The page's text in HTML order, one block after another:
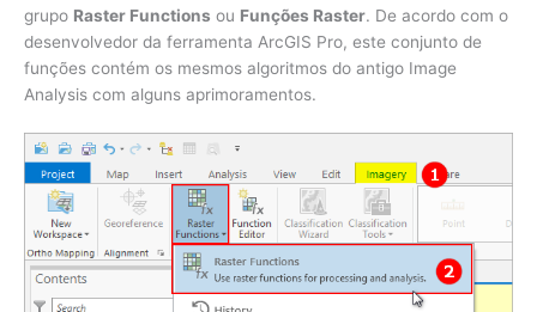
grupo Raster Functions ou Funções Raster. De acordo com o
desenvolvedor da ferramenta ArcGIS Pro, este conjunto de
funções contém os mesmos algoritmos do antigo Image
Analysis com alguns aprimoramentos.